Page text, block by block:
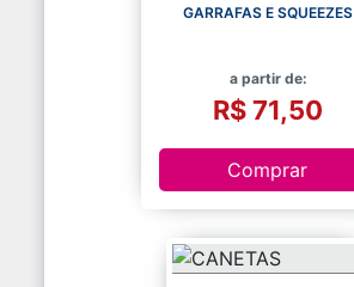
GARRAFAS E SQUEEZES
a partir de:
R$ 71,50
Comprar